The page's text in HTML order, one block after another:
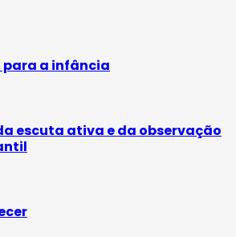
para a infância
escuta ativa e da observação